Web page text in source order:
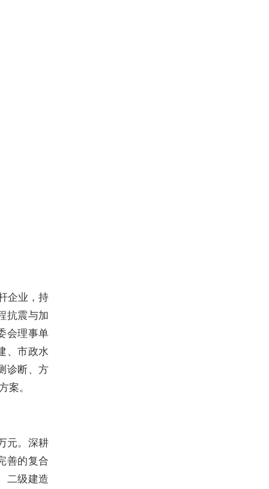
企业，持
抗震与加
会理事单
、市政水
诊断、方
案。
元。深耕
善的复合
二级建造